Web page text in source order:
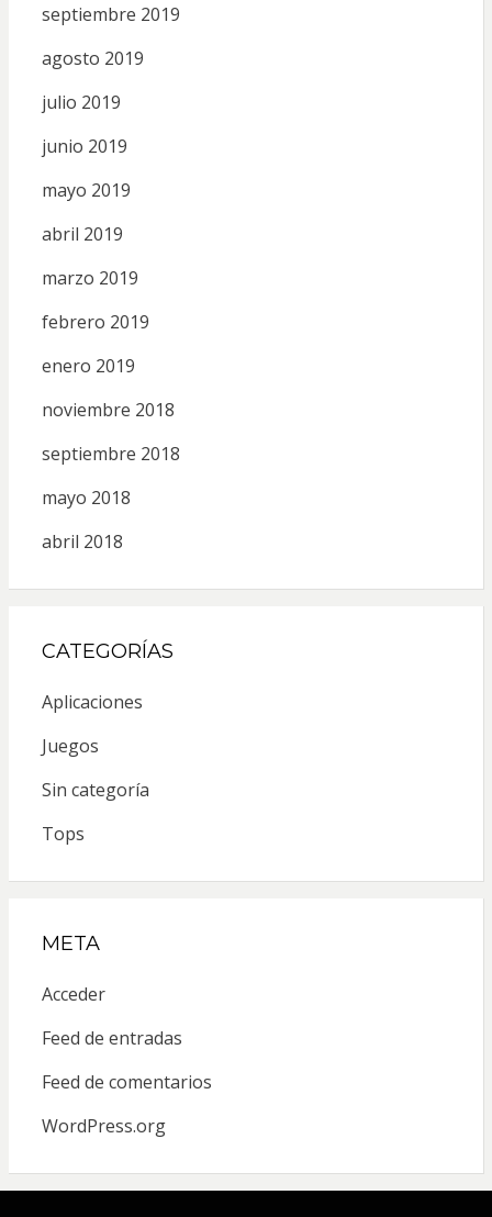
septiembre 2019
agosto 2019
julio 2019
junio 2019
mayo 2019
abril 2019
marzo 2019
febrero 2019
enero 2019
noviembre 2018
septiembre 2018
mayo 2018
abril 2018
CATEGORÍAS
Aplicaciones
Juegos
Sin categoría
Tops
META
Acceder
Feed de entradas
Feed de comentarios
WordPress.org